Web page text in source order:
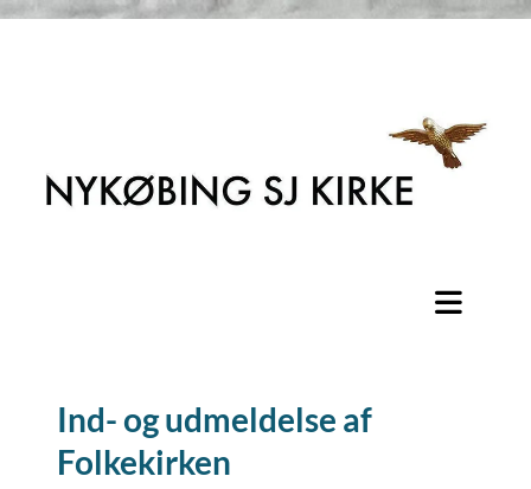
Ind- og udmeldelse af
Folkekirken